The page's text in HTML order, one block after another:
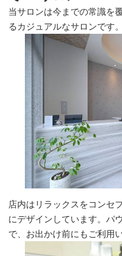
当サロンは今までの常識を
るカジュアルなサロンです。
店内はリラックスをコンセ
にデザインしています。パ
で、お出かけ前にもご利用